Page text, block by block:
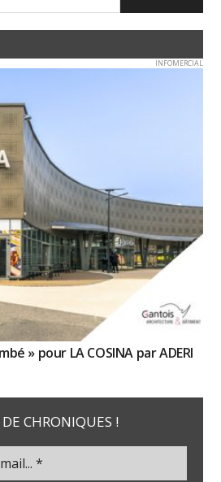
INFOMERCIAL
» pour LA COSINA par ADERI
CHRONIQUES !